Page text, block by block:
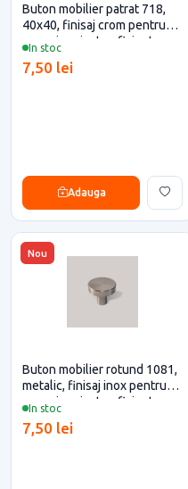
In stoc
Buton mobilier patrat 718,
40x40, finisaj crom pentru
casa si proiecte eficiente
7,50 lei
Adauga
Nou
In stoc
Buton mobilier rotund 1081,
metalic, finisaj inox pentru
casa si proiecte eficiente
7,50 lei